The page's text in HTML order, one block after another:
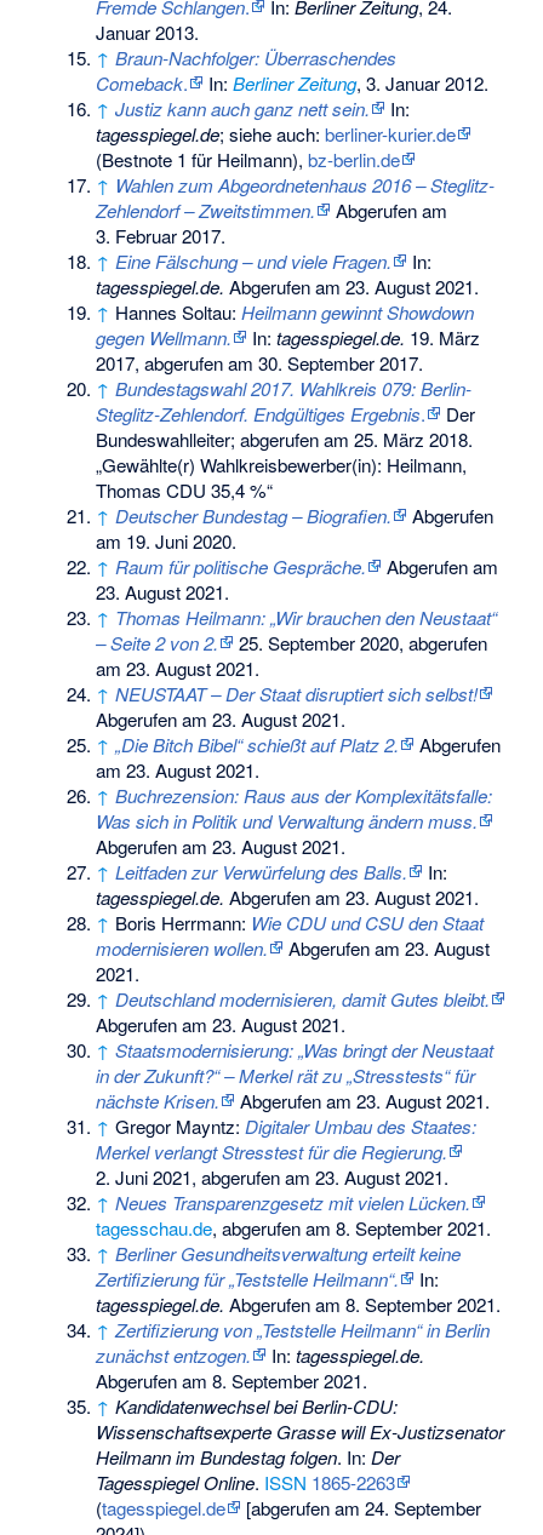
Fremde Schlangen. In:Berliner Zeitung, 24.
Januar 2013.
↑ Braun-Nachfolger: Überraschendes
Comeback. In:Berliner Zeitung, 3. Januar 2012.
↑ Justiz kann auch ganz nett sein.
In:
tagesspiegel.de; siehe auch:berliner-kurier.de
(Bestnote 1 für Heilmann),bz-berlin.de
↑ Wahlen zum Abgeordnetenhaus 2016 – Steglitz-
Zehlendorf – Zweitstimmen.
Abgerufen am
3. Februar 2017.
↑ Eine Fälschung – und viele Fragen.
In:
tagesspiegel.de. Abgerufen am 23. August 2021.
↑ Hannes Soltau:Heilmann gewinnt Showdown
gegen Wellmann.
In:tagesspiegel.de. 19. März
2017, abgerufen am 30. September 2017.
↑ Bundestagswahl 2017. Wahlkreis 079: Berlin-
Steglitz-Zehlendorf. Endgültiges Ergebnis.
Der
Bundeswahlleiter; abgerufen am 25. März 2018.
„Gewählte(r) Wahlkreisbewerber(in): Heilmann,
Thomas CDU 35,4 %“
↑ Deutscher Bundestag – Biografien.
Abgerufen
am 19. Juni 2020.
↑ Raum für politische Gespräche.
Abgerufen am
23. August 2021.
↑ Thomas Heilmann: „Wir brauchen den Neustaat“
– Seite 2 von 2.
25. September 2020, abgerufen
am 23. August 2021.
↑ NEUSTAAT – Der Staat disruptiert sich selbst!
Abgerufen am 23. August 2021.
↑ „Die Bitch Bibel“ schießt auf Platz 2.
Abgerufen
am 23. August 2021.
↑ Buchrezension: Raus aus der Komplexitätsfalle:
Was sich in Politik und Verwaltung ändern muss.
Abgerufen am 23. August 2021.
↑ Leitfaden zur Verwürfelung des Balls.
In:
tagesspiegel.de. Abgerufen am 23. August 2021.
↑ Boris Herrmann: Wie CDU und CSU den Staat
modernisieren wollen.
Abgerufen am 23. August
2021.
↑ Deutschland modernisieren, damit Gutes bleibt.
Abgerufen am 23. August 2021.
↑ Staatsmodernisierung: „Was bringt der Neustaat
in der Zukunft?“ – Merkel rät zu „Stresstests“ für
nächste Krisen.
Abgerufen am 23. August 2021.
↑ Gregor Mayntz: Digitaler Umbau des Staates:
Merkel verlangt Stresstest für die Regierung.
2. Juni 2021, abgerufen am 23. August 2021.
↑ Neues Transparenzgesetz mit vielen Lücken.
tagesschau.de, abgerufen am 8. September 2021.
↑ Berliner Gesundheitsverwaltung erteilt keine
Zertifizierung für „Teststelle Heilmann“.
In:
tagesspiegel.de. Abgerufen am 8. September 2021.
↑ Zertifizierung von „Teststelle Heilmann“ in Berlin
zunächst entzogen.
In:tagesspiegel.de.
Abgerufen am 8. September 2021.
↑ Kandidatenwechsel bei Berlin-CDU:
Wissenschaftsexperte Grasse will Ex-Justizsenator
Heilmann im Bundestag folgen. In:Der
Tagesspiegel Online. ISSN 1865-2263
(tagesspiegel.de
[abgerufen am 24. September